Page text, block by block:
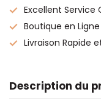
Excellent Service
Boutique en
Livraison Rapide
Description du